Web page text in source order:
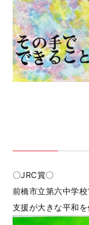
〇JRC賞〇
前橋市立第六中学
支援が大きな平和を